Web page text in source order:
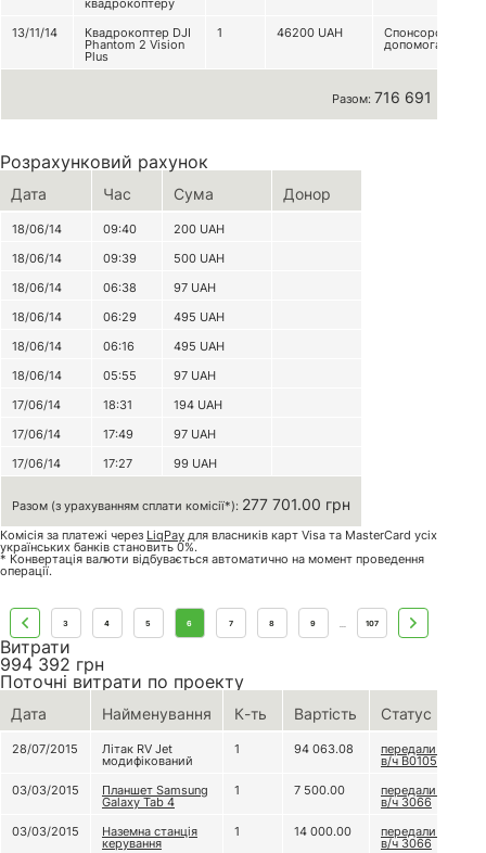
квадрокоптеру
13/11/14
Квадрокоптер DJI
Phantom 2 Vision
Plus
1 46200 UAH Спонсорська
допомога
Разом: 716 691 грн
Розрахунковий рахунок
Дата Час Сума Донор
18/06/14 09:40 200 UAH
18/06/14
09:39 500 UAH
18/06/14
06:38 97 UAH
18/06/14
06:29 495 UAH
18/06/14
06:16 495 UAH
18/06/14
05:55 97 UAH
17/06/14
18:31 194 UAH
17/06/14
17:49 97 UAH
17/06/14
17:27 99 UAH
Разом (з урахуванням сплати комісії*): 277 701.00 грн
Комісія за платежі через LiqPay для власників карт Visa та MasterCard усіх
українських банків становить 0%.
* Конвертація валюти відбувається автоматично на момент проведення
операції.
3 4 5 6 7 8 9 107
Витрати
994 392 грн
Поточні витрати по проекту
Дата Найменування К-ть Вартість Статус
28/07/2015 Літак RV Jet
модифікований
1 94 063.08 передали до
в/ч В0105
03/03/2015
Планшет Samsung
Galaxy Tab 4
1 7 500.00 передали до
в/ч 3066
03/03/2015
Наземна станція
керування
1 14 000.00 передали до
в/ч 3066